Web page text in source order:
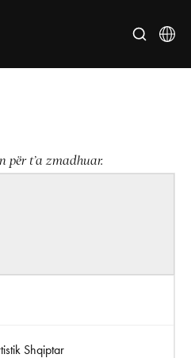
për t’a zmadhuar.
Shqiptar